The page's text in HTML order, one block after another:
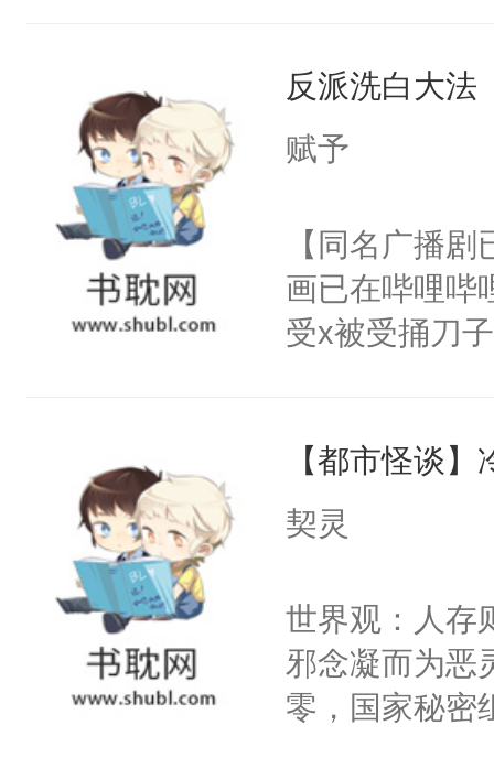
母的微笑：“
留看着面前这
人，突然醒悟
卫天还没亮
腰：“陛下，
不好了！”“那
小白莲：“嘤
胡说，我没碰
不愧是大佬，
悉，嗷？这不
可以先看仙帝
惜被人暗害，
绝。主神知晓
朝，一个从
为三种性别。
构与男子相同
了一颗红色的
人，最终坐上
反派洗白大法
赋予
【同名广播
画已在哔哩哔
受x被受捅刀
病，一个个
上了还是无动
间变脸背叛他
的恶事他都对
一个权力滔天
右男主又报
【都市怪谈
契灵
世界观：人存
邪念凝而为恶
零，国家秘密